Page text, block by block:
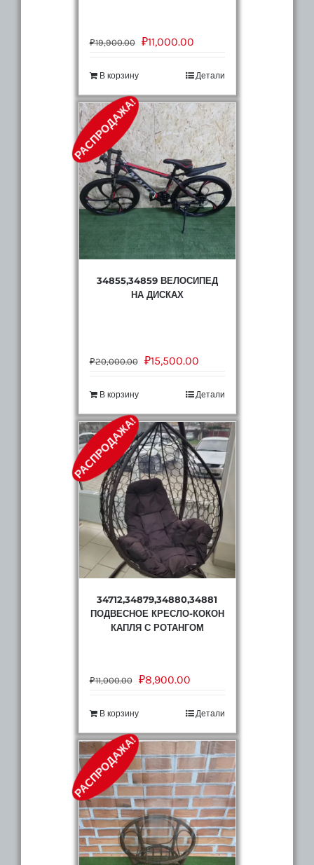
₽19,900.00 ₽11,000.00
В корзину Детали
РАСПРОДАЖА!
34855,34859 ВЕЛОСИПЕД
НА ДИСКАХ
₽20,000.00 ₽15,500.00
В корзину Детали
РАСПРОДАЖА!
34712,34879,34880,34881
ПОДВЕСНОЕ КРЕСЛО-КОКОН
КАПЛЯ С РОТАНГОМ
₽11,000.00 ₽8,900.00
В корзину Детали
РАСПРОДАЖА!